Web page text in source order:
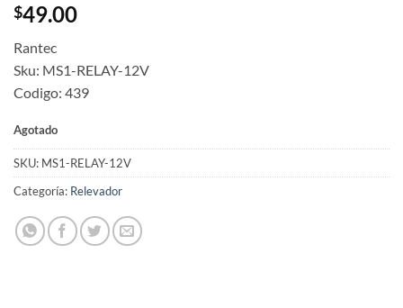
$49.00
Rantec
Sku: MS1-RELAY-12V
Codigo: 439
Agotado
SKU: MS1-RELAY-12V
Categoría: Relevador